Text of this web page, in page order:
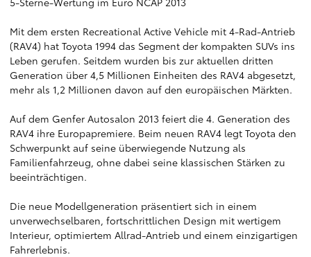
Mit dem ersten Recreational Active Vehicle mit 4-Rad-Antrieb
(RAV4) hat Toyota 1994 das Segment der kompakten SUVs ins
Leben gerufen. Seitdem wurden bis zur aktuellen dritten
Generation über 4,5 Millionen Einheiten des RAV4 abgesetzt,
mehr als 1,2 Millionen davon auf den europäischen Märkten.
Auf dem Genfer Autosalon 2013 feiert die 4. Generation des
RAV4 ihre Europapremiere. Beim neuen RAV4 legt Toyota den
Schwerpunkt auf seine überwiegende Nutzung als
Familienfahrzeug, ohne dabei seine klassischen Stärken zu
beeinträchtigen.
Die neue Modellgeneration präsentiert sich in einem
unverwechselbaren, fortschrittlichen Design mit wertigem
Interieur, optimiertem Allrad-Antrieb und einem einzigartigen
Fahrerlebnis.